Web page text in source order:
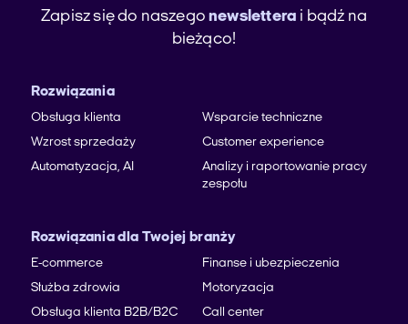
Zapisz się do naszegonewslettera i bądź na
bieżąco!
Rozwiązania
Obsługa klienta
Wsparcie techniczne
Wzrost sprzedaży
Customer experience
Automatyzacja, AI
Analizy i raportowanie pracy
zespołu
Rozwiązania dla Twojej branży
E-commerce
Finanse i ubezpieczenia
Służba zdrowia
Motoryzacja
Obsługa klienta B2B/B2C
Call center